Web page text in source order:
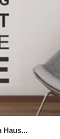
Haus...